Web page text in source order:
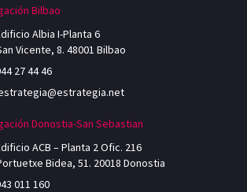
Bilbao
Albia I-Planta 6
Vicente, 8. 48001 Bilbao
27 44 46
Donostia-San Sebastian
ACB – Planta 2 Ofic. 216
Bidea, 51. 20018 Donostia
011 160